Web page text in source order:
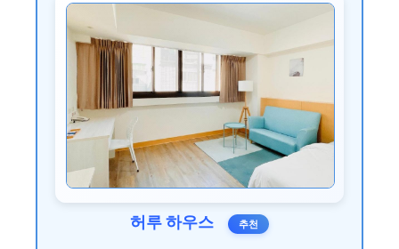
허루 하우스 추천